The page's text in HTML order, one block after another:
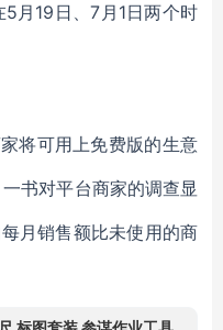
月19日、7月1日两个时
将可用上免费版的生意
书对平台商家的调查显
月销售额比未使用的商